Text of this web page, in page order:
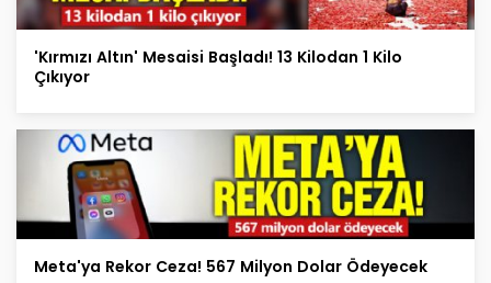
'Kırmızı Altın' Mesaisi Başladı! 13 Kilodan 1 Kilo
Çıkıyor
Meta'ya Rekor Ceza! 567 Milyon Dolar Ödeyecek